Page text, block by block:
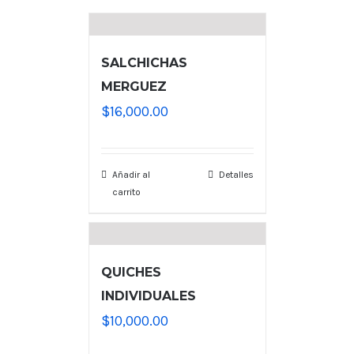
SALCHICHAS
MERGUEZ
$16,000.00
Añadir al
carrito
Detalles
QUICHES
INDIVIDUALES
$10,000.00